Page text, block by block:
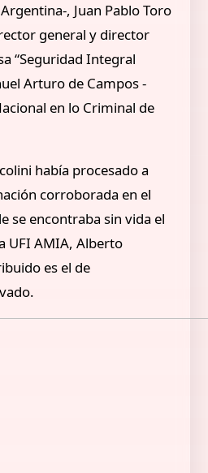
, Juan Pablo Toro
general y director
“Seguridad Integral
Arturo de Campos -
en lo Criminal de
había procesado a
corroborada en el
se encontraba sin vida el
UFI AMIA, Alberto
es el de